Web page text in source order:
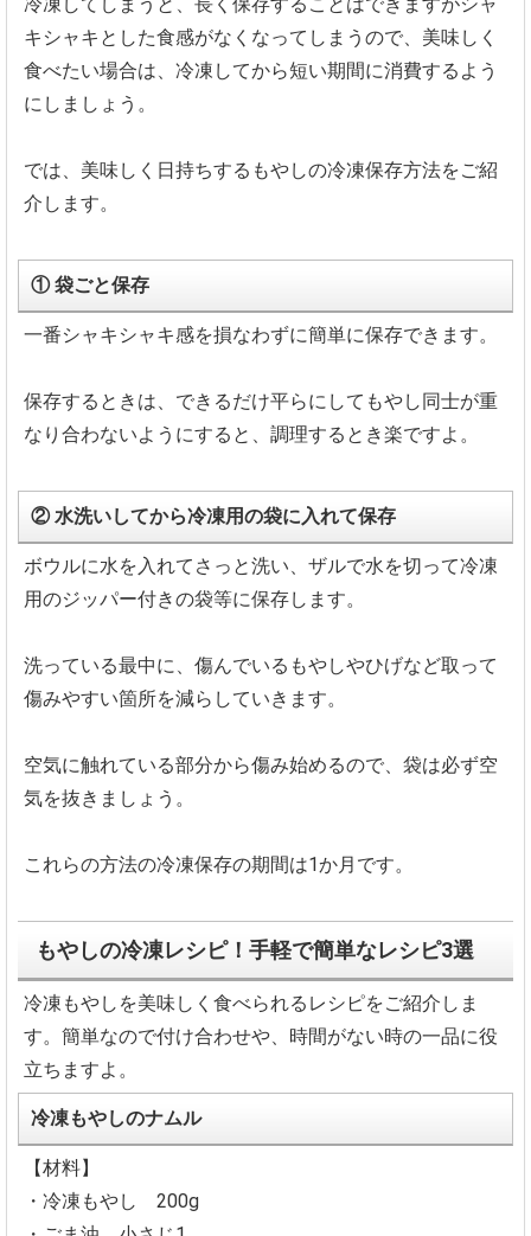
キシャキとした食感がなくなってしまうので、美味しく
食べたい場合は、冷凍してから短い期間に消費するよう
にしましょう。
では、美味しく日持ちするもやしの冷凍保存方法をご紹
介します。
① 袋ごと保存
一番シャキシャキ感を損なわずに簡単に保存できます。
保存するときは、できるだけ平らにしてもやし同士が重
なり合わないようにすると、調理するとき楽ですよ。
② 水洗いしてから冷凍用の袋に入れて保存
ボウルに水を入れてさっと洗い、ザルで水を切って冷凍
用のジッパー付きの袋等に保存します。
洗っている最中に、傷んでいるもやしやひげなど取って
傷みやすい箇所を減らしていきます。
空気に触れている部分から傷み始めるので、袋は必ず空
気を抜きましょう。
これらの方法の冷凍保存の期間は1か月です。
もやしの冷凍レシピ！手軽で簡単なレシピ3選
冷凍もやしを美味しく食べられるレシピをご紹介しま
す。簡単なので付け合わせや、時間がない時の一品に役
立ちますよ。
冷凍もやしのナムル
【材料】
・冷凍もやし 200g